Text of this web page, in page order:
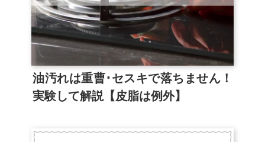
油汚れは重曹･セスキで落ちません！
実験して解説【皮脂は例外】